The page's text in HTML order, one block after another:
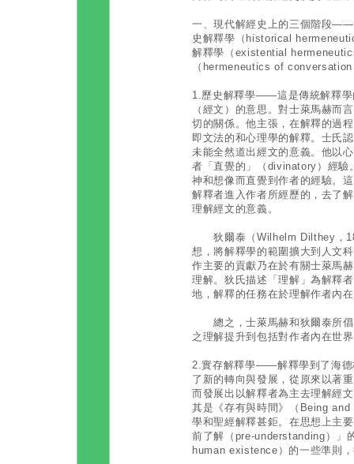
一、現代解經史上的三個階段
史解釋學（historical
解釋學（existential
（hermeneutics of
1.歷史解釋學——這是傳統解釋學
（經文）的意思。對士萊馬赫而
切的關係。他主張，在解釋的過
即文法的和心理學的解釋。士氏
未能全然道出經文的意義。他以
者「直覺的」（divinatory）經驗
神和想像而直覺到作者的經驗。
解釋者進入作者所經歷的，去了
理解經文的意義。
狄爾泰（Wilhelm Dilthey，
想，將解釋學的範圍擴大到人文
作主要的貢獻乃在於有關士萊馬
理解。狄氏描述「理解」為解釋
地，解釋的任務在於理解作者內
總之，士萊馬赫和狄爾泰所倡
之理解提升到包括對作者內在世
2.實存解釋學——解釋學到了海
了新的轉向與發展，從原來以著
而發展出以解釋者為主去理解經
其是《存有與時間》（Being
學和聖經解釋甚鉅。在思想上主
前了解（pre-understanding）」
human existence）的一些準則